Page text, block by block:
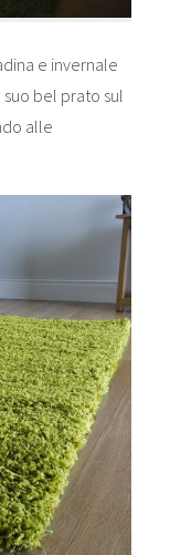
e invernale
bel prato sul
alle